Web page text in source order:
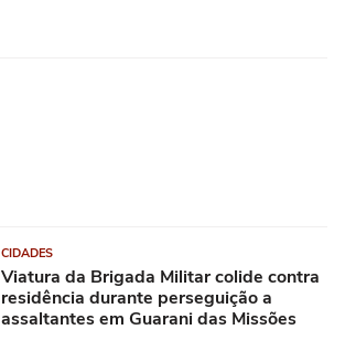
CIDADES
Viatura da Brigada Militar colide contra
residência durante perseguição a
assaltantes em Guarani das Missões